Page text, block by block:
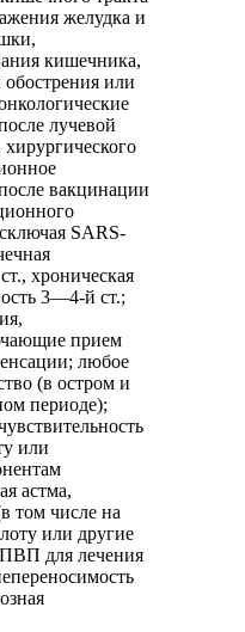
желудка и
кишечника,
или
лучевой
вакцинации
SARS-
хроническая
3—4-й ст.;
прием
любое
(в остром и
периоде);
или
астма,
том числе на
или другие
для лечения